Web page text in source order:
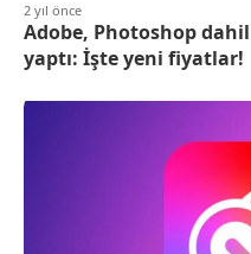
2 yıl önce
Adobe, Photoshop
yaptı: İşte yeni fiyatlar!